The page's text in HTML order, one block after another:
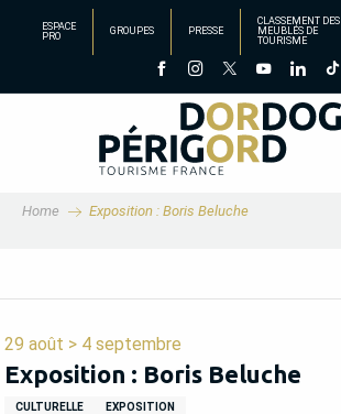
principal
ESPACE
PRO
GROUPES PRESSE
CLASSEMENT DES
MEUBLÉS DE
TOURISME
Home Exposition : Boris Beluche
29 août > 4 septembre
Exposition : Boris Beluche
CULTURELLE EXPOSITION